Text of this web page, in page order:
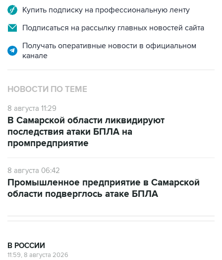
Купить подписку на профессиональную ленту
Подписаться на рассылку главных новостей сайта
Получать оперативные новости в официальном
канале
НОВОСТИ ПО ТЕМЕ
8 августа 11:29
В Самарской области ликвидируют
последствия атаки БПЛА на
промпредприятие
8 августа 06:42
Промышленное предприятие в Самарской
области подверглось атаке БПЛА
В РОССИИ
11:59, 8 августа 2026